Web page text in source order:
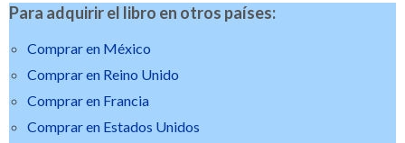
Para adquirir el libro en otros países:
Comprar en México
Comprar en Reino Unido
Comprar en Francia
Comprar en Estados Unidos